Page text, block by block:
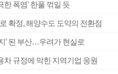
폭염’ 한풀 꺾일 듯
확정, 해양수도 도약의 전환점
’ 된 부산…우려가 현실로
규정에 막힌 지역기업 응원